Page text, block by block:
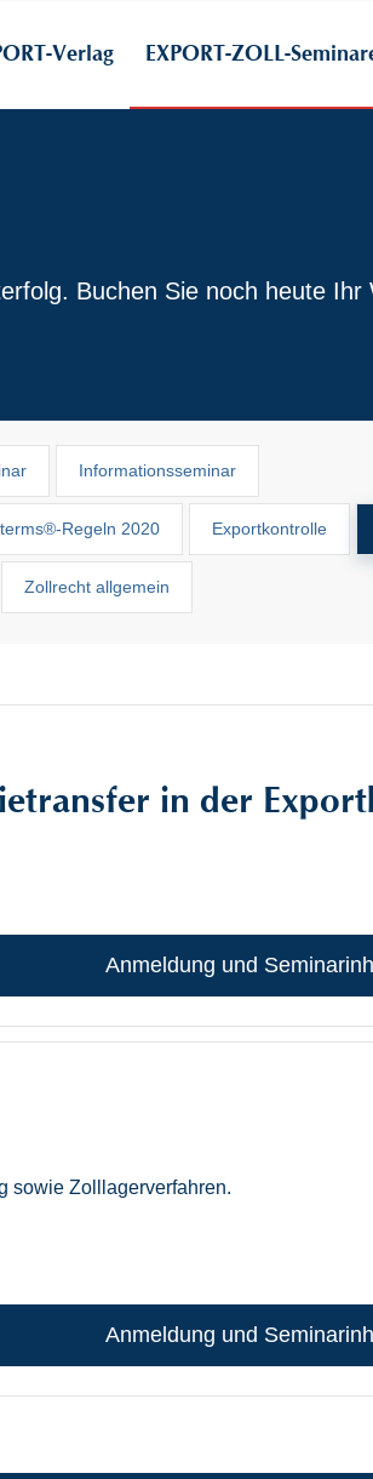
Verlag EXPORT-ZOLL-
Buchen Sie noch heute
Informationsseminar
Regeln 2020 Exportkontrolle
Zollrecht allgemein
in der
Anmeldung und
sowie Zolllagerverfahren.
Anmeldung und